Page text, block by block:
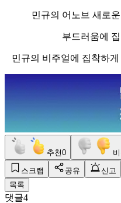
민규의 어노브 새로
부드러움에
민규의 비주얼에 집착하
추천0
스크랩 공유
신고
목록
댓글4